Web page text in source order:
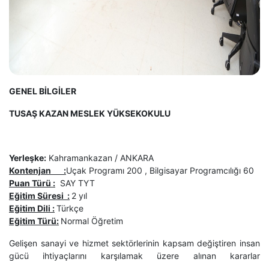
GENEL BİLGİLER
TUSAŞ KAZAN MESLEK YÜKSEKOKULU
Yerleşke: Kahramankazan / ANKARA
Kontenjan :Uçak Programı 200 , Bilgisayar Programcılığı 60
Puan Türü : SAY TYT
Eğitim Süresi : 2 yıl
Eğitim Dili :Türkçe
Eğitim Türü: Normal Öğretim
Gelişen sanayi ve hizmet sektörlerinin kapsam değiştiren insan
gücü ihtiyaçlarını karşılamak üzere alınan kararlar